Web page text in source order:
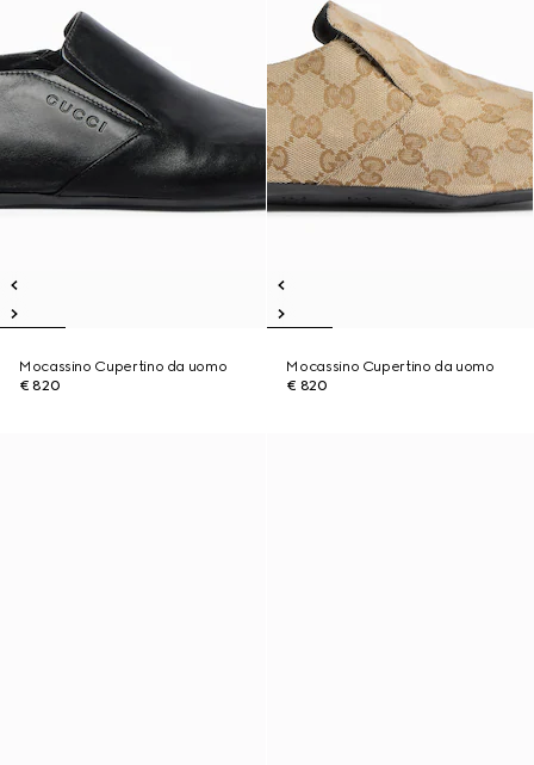
Mocassino Cupertino da uomo
€ 820
Mocassino Cupertino da uomo
€ 820